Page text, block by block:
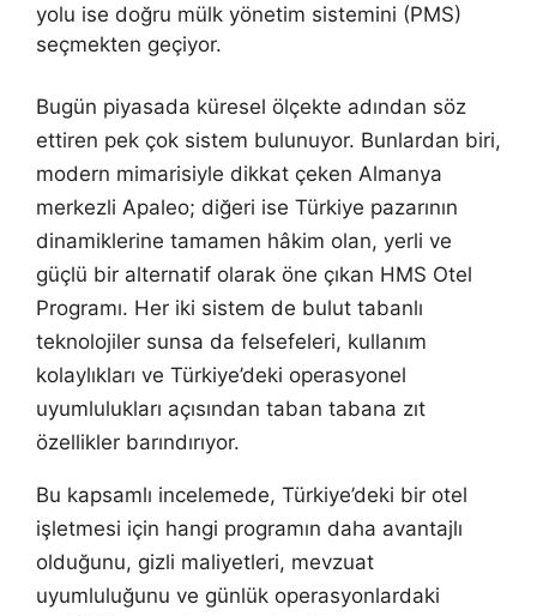
yolu ise doğru mülk yönetim sistemini (PMS)
seçmekten geçiyor.
Bugün piyasada küresel ölçekte adından söz
ettiren pek çok sistem bulunuyor. Bunlardan biri,
modern mimarisiyle dikkat çeken Almanya
merkezli Apaleo; diğeri ise Türkiye pazarının
dinamiklerine tamamen hâkim olan, yerli ve
güçlü bir alternatif olarak öne çıkan HMS Otel
Programı. Her iki sistem de bulut tabanlı
teknolojiler sunsa da felsefeleri, kullanım
kolaylıkları ve Türkiye’deki operasyonel
uyumlulukları açısından taban tabana zıt
özellikler barındırıyor.
Bu kapsamlı incelemede, Türkiye’deki bir otel
işletmesi için hangi programın daha avantajlı
olduğunu, gizli maliyetleri, mevzuat
uyumluluğunu ve günlük operasyonlardaki